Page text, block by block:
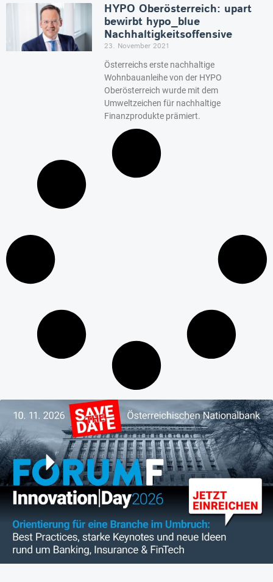
HYPO Oberösterreich: upart
bewirbt hypo_blue
Nachhaltigkeitsoffensive
23. November 2021
Österreichs erste nachhaltige
Wohnbauanleihe von der HYPO
Oberösterreich wurde mit dem
Umweltzeichen für nachhaltige
Finanzprodukte prämiert.